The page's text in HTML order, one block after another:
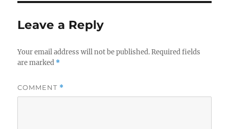
Leave a Reply
Your email address will not be published. Required fields
are marked *
COMMENT *